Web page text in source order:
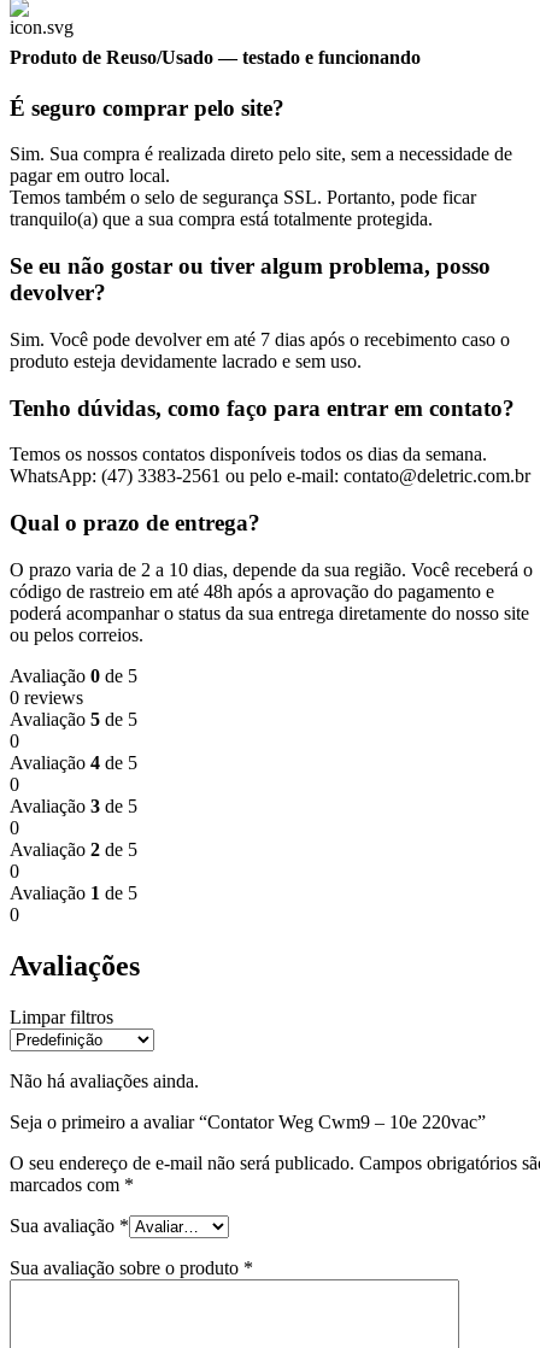
Produto de Reuso/Usado— testado e funcionando
É seguro comprar pelo site?
Sim. Sua compra é realizada direto pelo site, sem a necessidade de
pagar em outro local.
Temos também o selo de segurança SSL. Portanto, pode ficar
tranquilo(a) que a sua compra está totalmente protegida.
Se eu não gostar ou tiver algum problema, posso
devolver?
Sim. Você pode devolver em até 7 dias após o recebimento caso o
produto esteja devidamente lacrado e sem uso.
Tenho dúvidas, como faço para entrar em contato?
Temos os nossos contatos disponíveis todos os dias da semana.
WhatsApp: (47) 3383-2561 ou pelo e-mail: contato@deletric.com.br
Qual o prazo de entrega?
O prazo varia de 2 a 10 dias, depende da sua região. Você receberá o
código de rastreio em até 48h após a aprovação do pagamento e
poderá acompanhar o status da sua entrega diretamente do nosso site
ou pelos correios.
Avaliação 0 de 5
0 reviews
Avaliação 5 de 5
0
Avaliação 4 de 5
0
Avaliação 3 de 5
0
Avaliação 2 de 5
0
Avaliação 1 de 5
0
Avaliações
Limpar filtros
Não há avaliações ainda.
Seja o primeiro a avaliar “Contator Weg Cwm9 – 10e 220vac”
O seu endereço de e-mail não será publicado. Campos obrigatórios
marcados com *
Sua avaliação *
Sua avaliação sobre o produto *